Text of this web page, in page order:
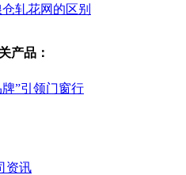
轧花网的区别
产品：
”引领门窗行
资讯